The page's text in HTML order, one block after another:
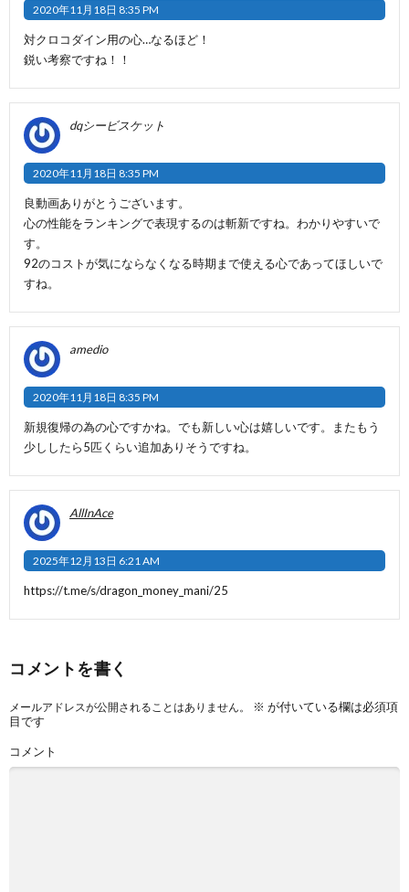
2020年11月18日 8:35 PM
対クロコダイン用の心…なるほど！
鋭い考察ですね！！
dqシービスケット
2020年11月18日 8:35 PM
良動画ありがとうございます。
心の性能をランキングで表現するのは斬新ですね。わかりやすいで
す。
92のコストが気にならなくなる時期まで使える心であってほしいで
すね。
amedio
2020年11月18日 8:35 PM
新規復帰の為の心ですかね。でも新しい心は嬉しいです。またもう
少ししたら5匹くらい追加ありそうですね。
AllInAce
2025年12月13日 6:21 AM
https://t.me/s/dragon_money_mani/25
コメントを書く
メールアドレスが公開されることはありません。 ※ が付いている欄は必須項
目です
コメント